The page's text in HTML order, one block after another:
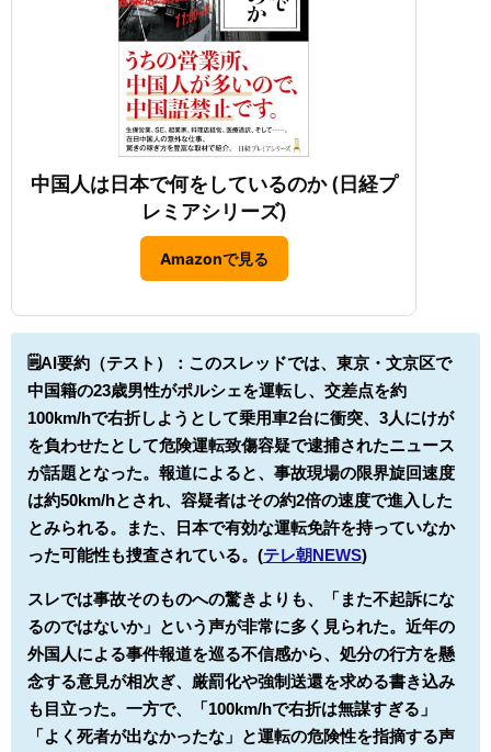
中国人は日本で何をしているのか (日経プ
レミアシリーズ)
Amazonで見る
🗒️AI要約（テスト）： このスレッドでは、東京・文京区で
中国籍の23歳男性がポルシェを運転し、交差点を約
100km/hで右折しようとして乗用車2台に衝突、3人にけが
を負わせたとして危険運転致傷容疑で逮捕されたニュース
が話題となった。報道によると、事故現場の限界旋回速度
は約50km/hとされ、容疑者はその約2倍の速度で進入した
とみられる。また、日本で有効な運転免許を持っていなか
った可能性も捜査されている。(テレ朝NEWS)
スレでは事故そのものへの驚きよりも、「また不起訴にな
るのではないか」という声が非常に多く見られた。近年の
外国人による事件報道を巡る不信感から、処分の行方を懸
念する意見が相次ぎ、厳罰化や強制送還を求める書き込み
も目立った。一方で、「100km/hで右折は無謀すぎる」
「よく死者が出なかったな」と運転の危険性を指摘する声